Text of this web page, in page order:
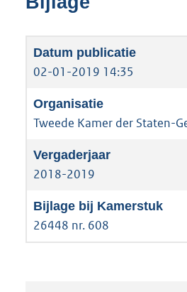
02-01-2019 14:35
Tweede Kamer der Staten-
2018-2019
26448 nr. 608